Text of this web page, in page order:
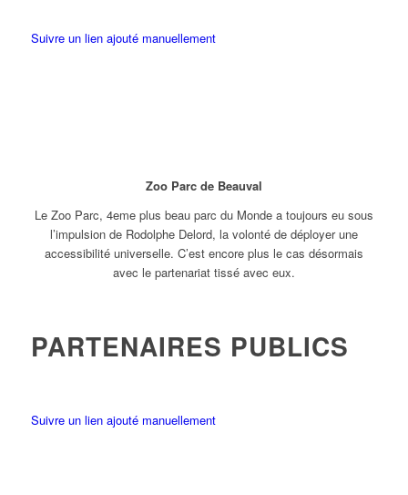
Suivre un lien ajouté manuellement
Zoo Parc de Beauval
Le Zoo Parc, 4eme plus beau parc du Monde a toujours eu sous
l’impulsion de Rodolphe Delord, la volonté de déployer une
accessibilité universelle. C’est encore plus le cas désormais
avec le partenariat tissé avec eux.
PARTENAIRES PUBLICS
Suivre un lien ajouté manuellement